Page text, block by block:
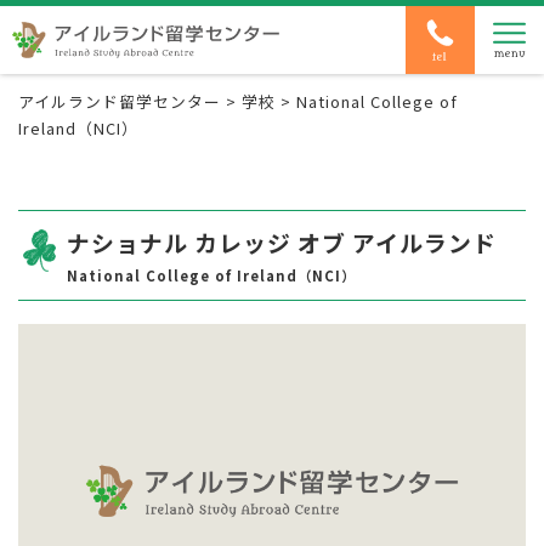
アイルランド留学センター > 学校 > National College of
Ireland（NCI）
ナショナル カレッジ オブ アイルランド
National College of Ireland（NCI）